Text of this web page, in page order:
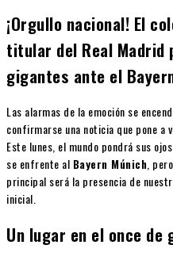
¡Orgullo nacional! El
titular del Real Madrid
gigantes ante el
Las alarmas de la emoción se
confirmarse una noticia que pone a
Este lunes, el mundo pondrá sus
se enfrente al Bayern Múnich ,
principal será la presencia de
inicial.
Un lugar en el once de